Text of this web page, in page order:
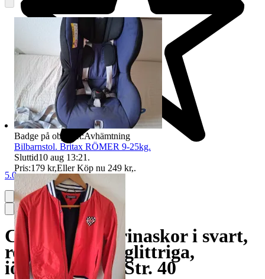
5.0
Catwalk Ballerinaskor i svart,
rosa och blått, glittriga,
iögonfallande. Str. 40
Badge på objektet:Avhämtning
Bilbarnstol. Britax RÖMER 9-25kg.
Sluttid10 aug 13:21 .
Pris:179 kr,Eller Köp nu 249 kr,.